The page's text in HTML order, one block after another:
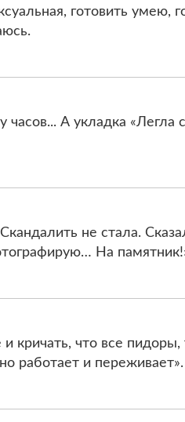
готовить умею,
А укладка «Легла
не стала.
На
кричать, что все пидоры,
работает и переживает».